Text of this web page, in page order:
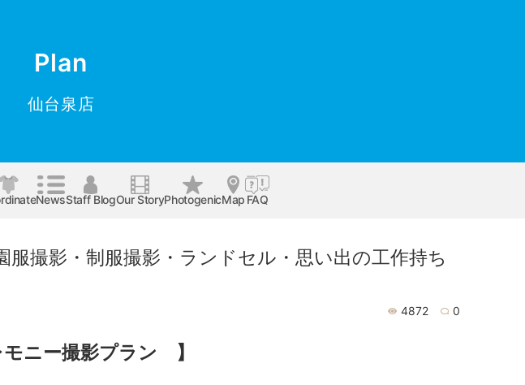
Plan
仙台泉店
NewsStaff BlogOur StoryPhotogenicMap FAQ
撮影・制服撮影・ランドセル・思い出の工作持ち
4872 0
ニー撮影プラン 】